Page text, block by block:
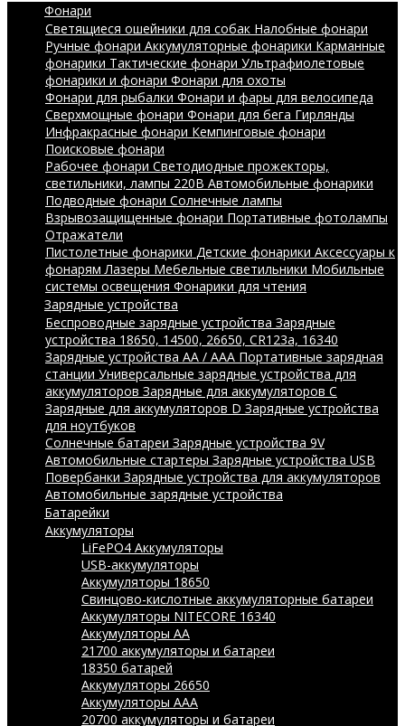
Фонари
Светящиеся ошейники для собак Налобные фонари
Ручные фонари Аккумуляторные фонарики Карманные
фонарики Тактические фонари Ультрафиолетовые
фонарики и фонари Фонари для охоты
Фонари для рыбалки Фонари и фары для велосипеда
Сверхмощные фонари Фонари для бега Гирлянды
Инфракрасные фонари Кемпинговые фонари
Поисковые фонари
Рабочее фонари Светодиодные прожекторы,
светильники, лампы 220В Автомобильные фонарики
Подводные фонари Солнечные лампы
Взрывозащищенные фонари Портативные фотолампы
Отражатели
Пистолетные фонарики Детские фонарики Аксессуары к
фонарям Лазеры Мебельные светильники Мобильные
системы освещения Фонарики для чтения
Зарядные устройства
Беспроводные зарядные устройства Зарядные
устройства 18650, 14500, 26650, CR123a, 16340
Зарядные устройства AA / AAA Портативные зарядная
станции Универсальные зарядные устройства для
аккумуляторов Зарядные для аккумуляторов C
Зарядные для аккумуляторов D Зарядные устройства
для ноутбуков
Солнечные батареи Зарядные устройства 9V
Автомобильные стартеры Зарядные устройства USB
Повербанки Зарядные устройства для аккумуляторов
Автомобильные зарядные устройства
Батарейки
Аккумуляторы
LiFePO4 Аккумуляторы
USB-аккумуляторы
Аккумуляторы 18650
Свинцово-кислотные аккумуляторные батареи
Аккумуляторы NITECORE 16340
Аккумуляторы АА
21700 аккумуляторы и батареи
18350 батарей
Аккумуляторы 26650
Аккумуляторы ААА
20700 аккумуляторы и батареи